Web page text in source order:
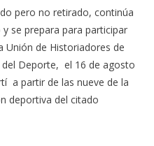
pero no retirado, continúa
se prepara para participar
de Historiadores de
Deporte, el 16 de agosto
a partir de las nueve de la
deportiva del citado